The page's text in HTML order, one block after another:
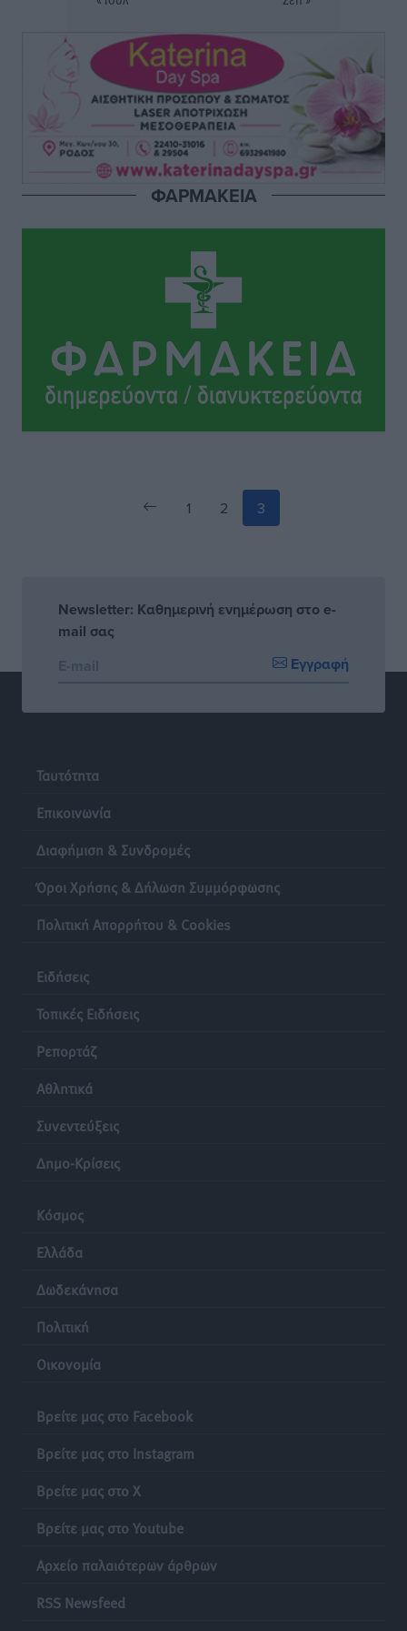
Το νέο Ειδικό Χωροταξικό για τον Τουρισμό
ξανασχεδιάζει τον επενδυτικό χάρτη της Ρόδου
Τοπικές Ειδήσεις πριν 6 ώρες
Γιάννης Βασιλάκης: «Η Πρωτοβάθμια Φροντίδα
Υγείας πρέπει να φτάνει σε κάθε γωνιά – Ενισχύουμε
τις δομές, δεν τις αποδυναμώνουμε»
Συνεντεύξεις• πριν 6 ώρες
αξιόπιστη εναλλακτική κυβερνητική πρόταση»
Συνεντεύξεις πριν 6 ώρες
ΦΑΡΜΑΚΕΙΑ
1 2 3
Newsletter: Καθημερινή ενημέρωση στο e-
mail σας
Εγγραφή
Ταυτότητα
Επικοινωνία
Διαφήμιση & Συνδρομές
Όροι Χρήσης & Δήλωση Συμμόρφωσης
Πολιτική Απορρήτου & Cookies
Ειδήσεις
Τοπικές Ειδήσεις
Ρεπορτάζ
Αθλητικά
Συνεντεύξεις
Δημο-Κρίσεις
Κόσμος
Ελλάδα
Δωδεκάνησα
Πολιτική
Οικονομία
Βρείτε μας στο Facebook
Βρείτε μας στο Instagram
Βρείτε μας στο X
Βρείτε μας στο Youtube
Αρχείο παλαιότερων άρθρων
RSS Newsfeed